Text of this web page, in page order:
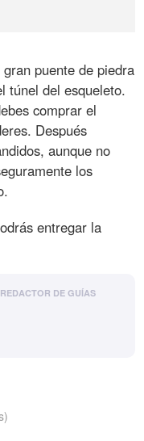
puente de piedra
túnel del esqueleto.
comprar el
Después
aunque no
los
entregar la
REDACTOR DE GUÍAS